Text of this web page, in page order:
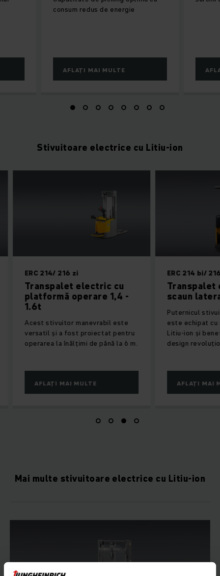
consum redus de energie
AFLAȚI MAI MULTE
Stivuitoare electrice cu Litiu-ion
ERC 214/ 216 zi
Transpalet electric cu
platformă operare 1,4 -
1.6t
Acest stivuitor manevrabil este
versatil și a fost proiectat pentru
operarea la înălțimi de până la 6 m.
AFLAȚI MAI MULTE
ERC 214 bi/ 216 bi
Transpalet
scaun lateral
Puternicul
este echipat cu
Litiu-ion și
design
AFLAȚI MAI
Mai multe stivuitoare electrice cu Litiu-ion